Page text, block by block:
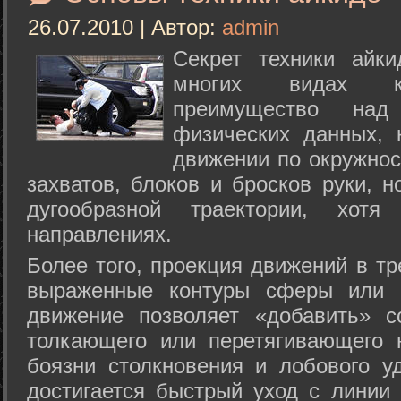
26.07.2010 | Автор: admin
Секрет техники
многих видах
преимущество
физических данных,
движении по
захватов, блоков и бросков руки,
дугообразной траектории,
направлениях.
Более того, проекция движений в
выраженные контуры сферы или
движение позволяет «добавить»
толкающего или перетягивающего
боязни столкновения и лобового
достигается быстрый уход с